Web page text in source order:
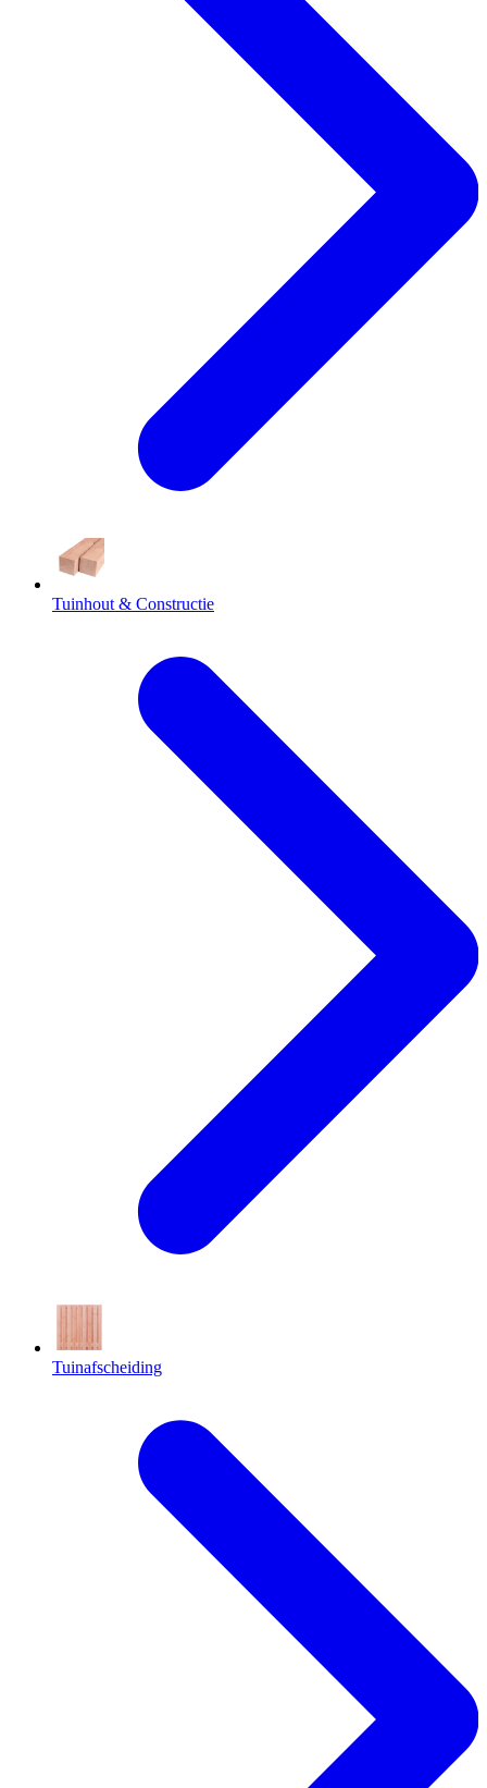
Tuinhout & Constructie
Tuinafscheiding